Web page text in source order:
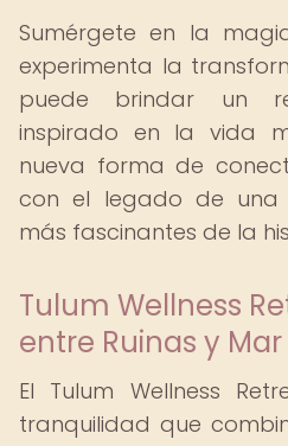
Sumérgete en la
experimenta la
puede brindar un
inspirado en la vida
nueva forma de
con el legado de una
más fascinantes de la
Tulum Wellness
entre Ruinas y Mar
El Tulum Wellness
tranquilidad que